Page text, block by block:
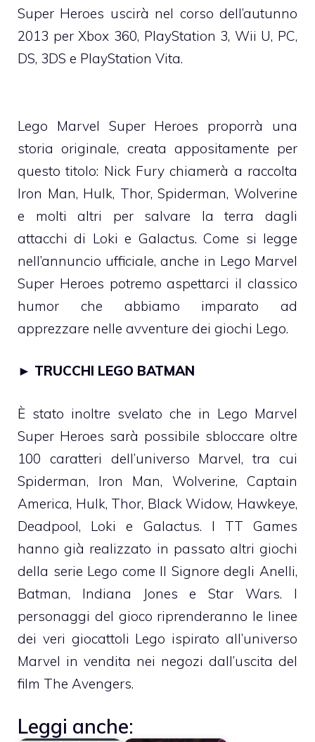
Super Heroes uscirà nel corso dell’autunno
2013 per Xbox 360, PlayStation 3, Wii U, PC,
DS, 3DS e PlayStation Vita.
Lego Marvel Super Heroes proporrà una
storia originale, creata appositamente per
questo titolo: Nick Fury chiamerà a raccolta
Iron Man, Hulk, Thor, Spiderman, Wolverine
e molti altri per salvare la terra dagli
attacchi di Loki e Galactus. Come si legge
nell’annuncio ufficiale, anche in Lego Marvel
Super Heroes potremo aspettarci il classico
humor che abbiamo imparato ad
apprezzare nelle avventure dei giochi Lego.
► TRUCCHI LEGO BATMAN
È stato inoltre svelato che in Lego Marvel
Super Heroes sarà possibile sbloccare oltre
100 caratteri dell’universo Marvel, tra cui
Spiderman, Iron Man, Wolverine, Captain
America, Hulk, Thor, Black Widow, Hawkeye,
Deadpool, Loki e Galactus. I TT Games
hanno già realizzato in passato altri giochi
della serie Lego come Il Signore degli Anelli,
Batman, Indiana Jones e Star Wars. I
personaggi del gioco riprenderanno le linee
dei veri giocattoli Lego ispirato all’universo
Marvel in vendita nei negozi dall’uscita del
film The Avengers.
Leggi anche: